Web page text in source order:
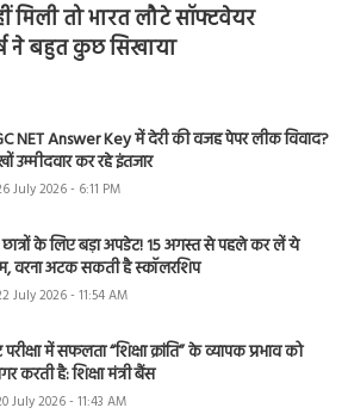
मिली तो भारत लौटे सॉफ्टवेयर
ने बहुत कुछ सिखाया
NET Answer Key में देरी की वजह पेपर लीक विवाद?
उम्मीदवार कर रहे इंतजार
July 2026 - 6:11 PM
छात्रों के लिए बड़ा अपडेट! 15 अगस्त से पहले कर लें ये
वरना अटक सकती है स्कॉलरशिप
July 2026 - 11:54 AM
परीक्षा में सफलता “शिक्षा क्रांति” के व्यापक प्रभाव को
करती है: शिक्षा मंत्री बैंस
July 2026 - 11:43 AM